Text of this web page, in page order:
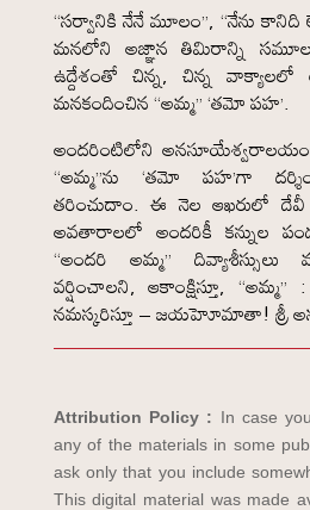
“సర్వానికి నేనే మూలం”, “నేను కానిది
మనలోని అజ్ఞాన తిమిరాన్ని
ఉద్దేశంతో చిన్న, చిన్న వాక్యాలలో
మనకందించిన “అమ్మ” ‘తమో పహ’.
అందరింటిలోని
“అమ్మ”ను ‘తమో పహ’గా
తరించుదాం. ఈ నెల ఆఖరులో
అవతారాలలో అందరికీ కన్నుల
“అందరి అమ్మ” దివ్యాశీస్సులు
వర్షించాలని, ఆకాంక్షిస్తూ,
నమస్కరిస్తూ – జయహెూమాతా! శ్రీ
Attribution Policy : In case
any of the materials in some
ask only that you include
This digital material was made